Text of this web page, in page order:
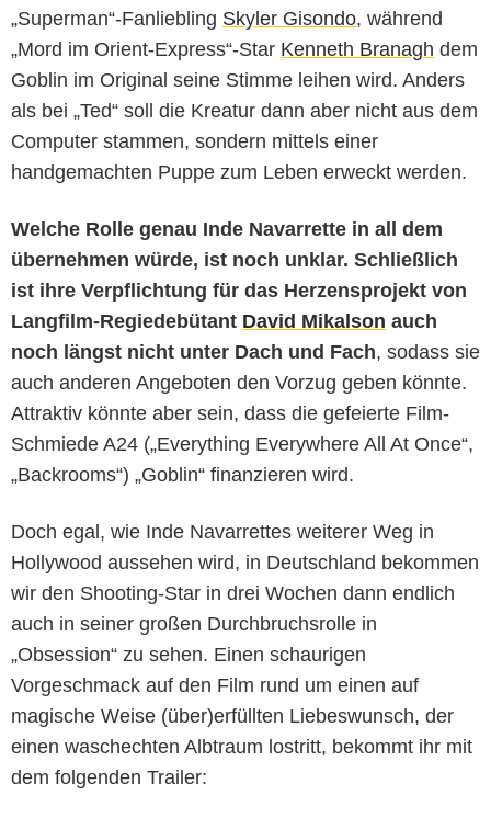
„Superman“-Fanliebling Skyler Gisondo, während
„Mord im Orient-Express“-Star Kenneth Branagh dem
Goblin im Original seine Stimme leihen wird. Anders
als bei „Ted“ soll die Kreatur dann aber nicht aus dem
Computer stammen, sondern mittels einer
handgemachten Puppe zum Leben erweckt werden.
Welche Rolle genau Inde Navarrette in all dem
übernehmen würde, ist noch unklar. Schließlich
ist ihre Verpflichtung für das Herzensprojekt von
Langfilm-Regiedebütant David Mikalson auch
noch längst nicht unter Dach und Fach, sodass sie
auch anderen Angeboten den Vorzug geben könnte.
Attraktiv könnte aber sein, dass die gefeierte Film-
Schmiede A24 („Everything Everywhere All At Once“,
„Backrooms“) „Goblin“ finanzieren wird.
Doch egal, wie Inde Navarrettes weiterer Weg in
Hollywood aussehen wird, in Deutschland bekommen
wir den Shooting-Star in drei Wochen dann endlich
auch in seiner großen Durchbruchsrolle in
„Obsession“ zu sehen. Einen schaurigen
Vorgeschmack auf den Film rund um einen auf
magische Weise (über)erfüllten Liebeswunsch, der
einen waschechten Albtraum lostritt, bekommt ihr mit
dem folgenden Trailer: